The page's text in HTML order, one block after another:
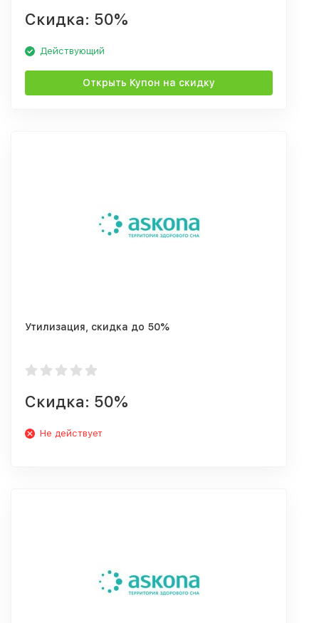
Скидка: 50%
Действующий
Открыть Купон на скидку
Утилизация, скидка до 50%
Скидка: 50%
Не действует